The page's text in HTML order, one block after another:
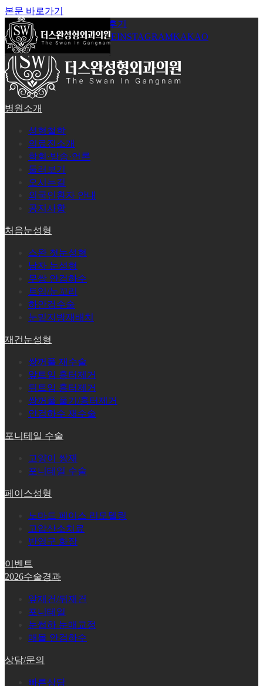
본문 바로가기
공지사항
시술후기
로그인회원가입YOUTUBEINSTAGRAMKAKAO
병원소개
성형철학
의료진소개
학회·방송·언론
둘러보기
오시는길
외국인환자 안내
공지사항
처음눈성형
스완 첫눈성형
남자 눈성형
무쌍 안검하수
트임/눈꼬리
하안검수술
눈밑지방재배치
재건눈성형
쌍꺼풀 재수술
앞트임 흉터제거
뒤트임 흉터제거
쌍꺼풀 풀기/흉터제거
안검하수 재수술
포니테일 수술
고양이 쌍재
포니테일 수술
페이스성형
노마드 페이스 리모델링
고압산소치료
반영구 화장
이벤트
2026수술경과
앞재건/뒤재건
포니테일
눈썹하 눈매교정
매몰 안검하수
상담/문의
빠른상담